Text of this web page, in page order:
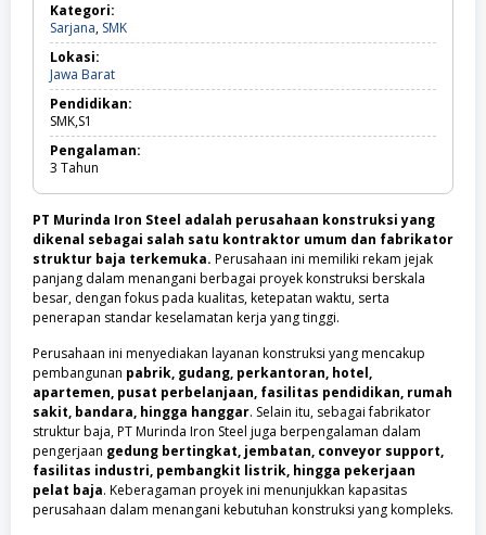
Kategori:
Sarjana, SMKSarjana,
SMK
Lokasi:
Jawa BaratJawa
Barat
Pendidikan:
SMK,S1
Pengalaman:
3 Tahun
PT Murinda Iron Steel adalah perusahaan konstruksi yang
dikenal sebagai salah satu kontraktor umum dan fabrikator
struktur baja terkemuka. Perusahaan ini memiliki rekam jejak
panjang dalam menangani berbagai proyek konstruksi berskala
besar, dengan fokus pada kualitas, ketepatan waktu, serta
penerapan standar keselamatan kerja yang tinggi.
Perusahaan ini menyediakan layanan konstruksi yang mencakup
pembangunan pabrik, gudang, perkantoran, hotel,
apartemen, pusat perbelanjaan, fasilitas pendidikan, rumah
sakit, bandara, hingga hanggar. Selain itu, sebagai fabrikator
struktur baja, PT Murinda Iron Steel juga berpengalaman dalam
pengerjaan gedung bertingkat, jembatan, conveyor support,
fasilitas industri, pembangkit listrik, hingga pekerjaan
pelat baja. Keberagaman proyek ini menunjukkan kapasitas
perusahaan dalam menangani kebutuhan konstruksi yang kompleks.